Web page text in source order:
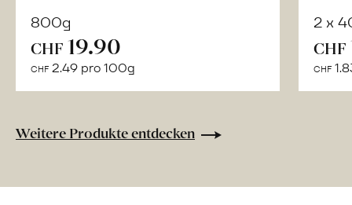
800g
CHF 19.90
CHF 2.49 pro 100g
2 x
CHF
CHF
Weitere Produkte entdecken